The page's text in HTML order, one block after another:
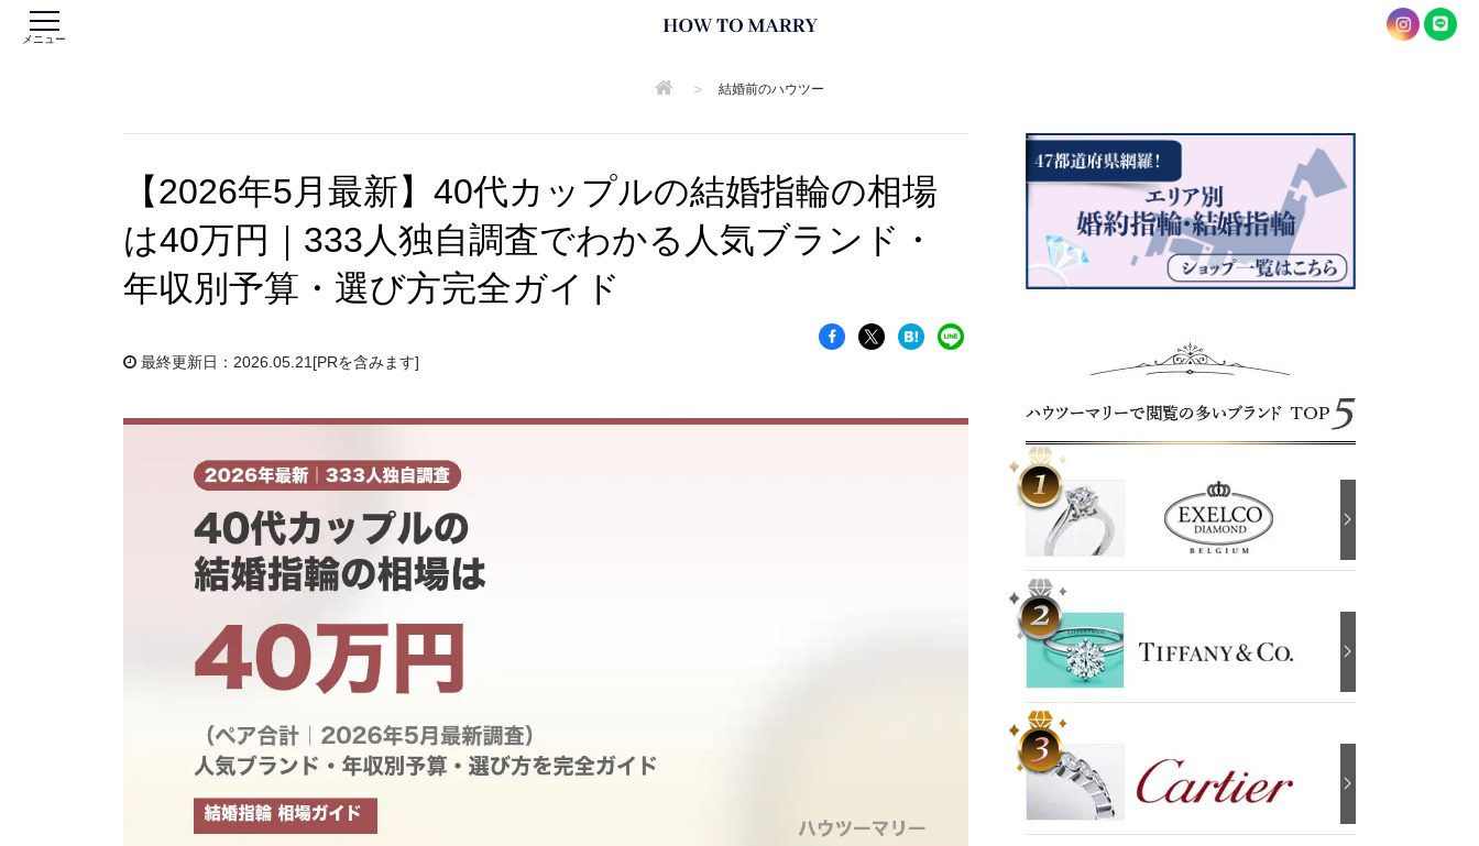
メニュー
> 結婚前のハウツー
【2026年5月最新】40代カップルの結婚指輪の相場
は40万円｜333人独自調査でわかる人気ブランド・
年収別予算・選び方完全ガイド
最終更新日：2026.05.21 [PRを含みます]